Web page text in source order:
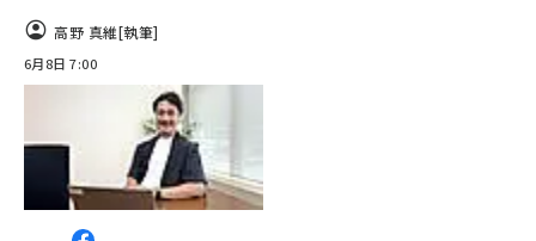
高野 真維[執筆]
6月8日 7:00